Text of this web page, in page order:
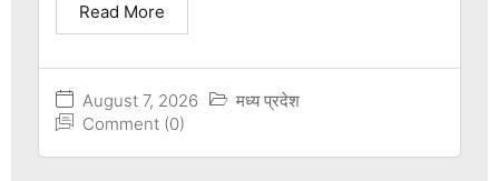
August 7, 2026
मध्य प्रदेश
Comment (0)
Read More